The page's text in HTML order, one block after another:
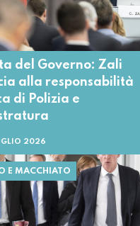
del Governo: Zali
alla responsabilità
di Polizia e
2026
E MACCHIATO